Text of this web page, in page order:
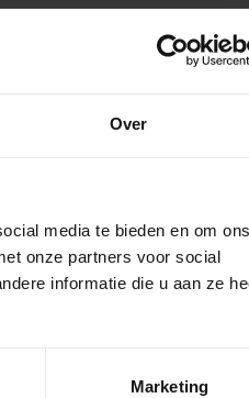
Over
media te bieden en om ons
onze partners voor social
informatie die u aan ze
Marketing